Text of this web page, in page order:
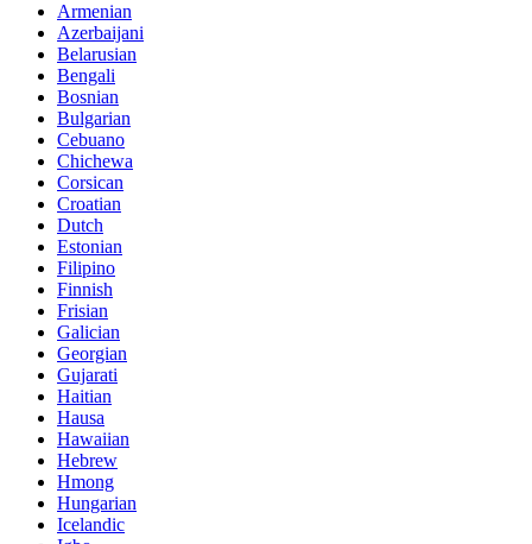
Armenian
Azerbaijani
Belarusian
Bengali
Bosnian
Bulgarian
Cebuano
Chichewa
Corsican
Croatian
Dutch
Estonian
Filipino
Finnish
Frisian
Galician
Georgian
Gujarati
Haitian
Hausa
Hawaiian
Hebrew
Hmong
Hungarian
Icelandic